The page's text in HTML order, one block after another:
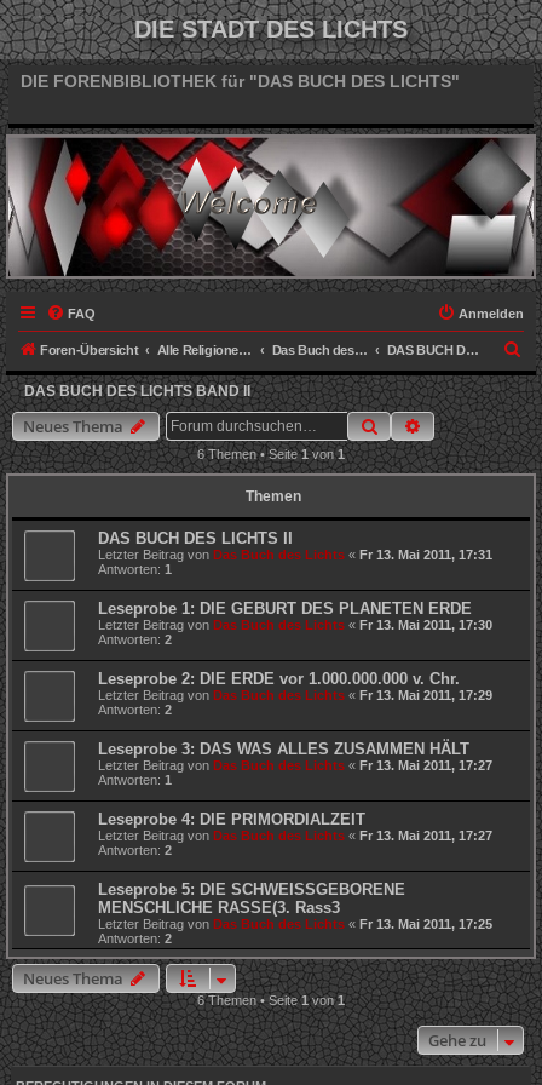
DIE STADT DES LICHTS
DIE FORENBIBLIOTHEK für "DAS BUCH DES LICHTS"
FAQ Anmelden
Foren-Übersicht Alle Religionen vereint Das Buch des Lichts (Leseproben) DAS BUCH DES LICHTS Band II
u
c
h
e
DAS BUCH DES LICHTS BAND II
Neues Thema SucheErweiterte
6 Themen • Seite1von1
Themen
DAS BUCH DES LICHTS II
Letzter Beitrag von Das Buch des Lichts « Fr 13. Mai 2011, 17:31
Antworten: 1
Leseprobe 1: DIE GEBURT DES PLANETEN ERDE
Letzter Beitrag von Das Buch des Lichts « Fr 13. Mai 2011, 17:30
Antworten: 2
Leseprobe 2: DIE ERDE vor 1.000.000.000 v. Chr.
Letzter Beitrag von Das Buch des Lichts « Fr 13. Mai 2011, 17:29
Antworten: 2
Leseprobe 3: DAS WAS ALLES ZUSAMMEN HÄLT
Letzter Beitrag von Das Buch des Lichts « Fr 13. Mai 2011, 17:27
Antworten: 1
Leseprobe 4: DIE PRIMORDIALZEIT
Letzter Beitrag von Das Buch des Lichts « Fr 13. Mai 2011, 17:27
Antworten: 2
Leseprobe 5: DIE SCHWEISSGEBORENE
MENSCHLICHE RASSE(3. Rass3
Letzter Beitrag von Das Buch des Lichts « Fr 13. Mai 2011, 17:25
Antworten: 2
Neues Thema
6 Themen • Seite1von1
Gehe zu